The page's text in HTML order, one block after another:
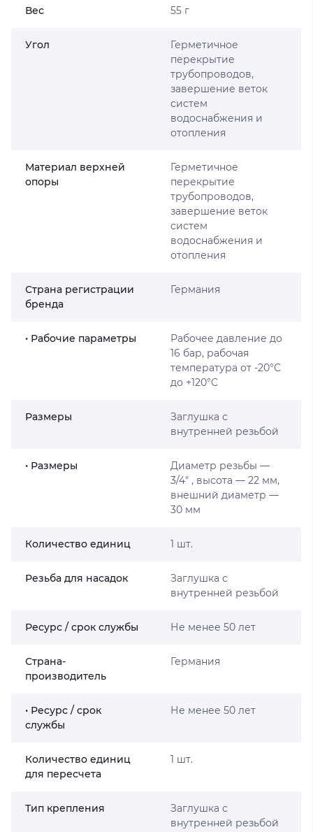
Вес 55 г
Угол
Герметичное
перекрытие
трубопроводов,
завершение веток
систем
водоснабжения и
отопления
Материал верхней
опоры
Герметичное
перекрытие
трубопроводов,
завершение веток
систем
водоснабжения и
отопления
Страна регистрации
бренда
Германия
• Рабочие параметры
Рабочее давление до
16 бар, рабочая
температура от -20°C
до +120°C
Размеры
Заглушка с
внутренней резьбой
• Размеры
Диаметр резьбы —
3/4″ , высота — 22 мм,
внешний диаметр —
30 мм
Количество единиц 1 шт.
Резьба для насадок
Заглушка с
внутренней резьбой
Ресурс / срок службы Не менее 50 лет
Страна-
производитель
Германия
• Ресурс / срок
службы
Не менее 50 лет
Количество единиц
для пересчета
1 шт.
Тип крепления
Заглушка с
внутренней резьбой